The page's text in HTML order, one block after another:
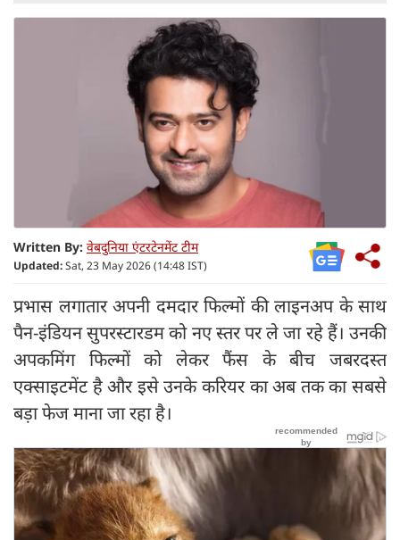
Written By: वेबदुनिया एंटरटेनमेंट टीम
Updated:Sat, 23 May 2026 (14:48 IST)
प्रभास लगातार अपनी दमदार फिल्मों की लाइनअप के साथ
पैन-इंडियन सुपरस्टारडम को नए स्तर पर ले जा रहे हैं। उनकी
अपकमिंग फिल्मों को लेकर फैंस के बीच जबरदस्त
एक्साइटमेंट है और इसे उनके करियर का अब तक का सबसे
बड़ा फेज माना जा रहा है।